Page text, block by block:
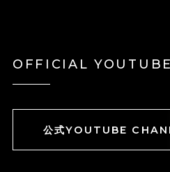
OFFICIAL
公式YOUTUBE